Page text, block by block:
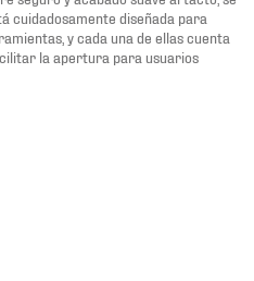
cuidadosamente diseñada para
y cada una de ellas cuenta
la apertura para usuarios